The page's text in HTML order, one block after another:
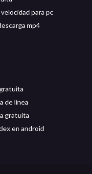
para pc
mp4
de línea
gratuita
en android